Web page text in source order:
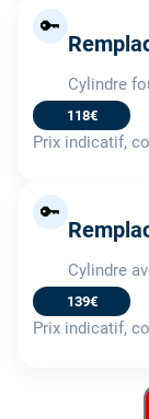
🔑
Cylindre
118€
Prix indicatif,
🔑
Cylindre
139€
Prix indicatif,